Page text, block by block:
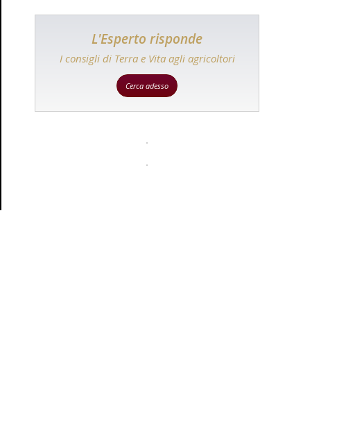
L'Esperto risponde
I consigli di Terra e Vita agli agricoltori
Cerca adesso